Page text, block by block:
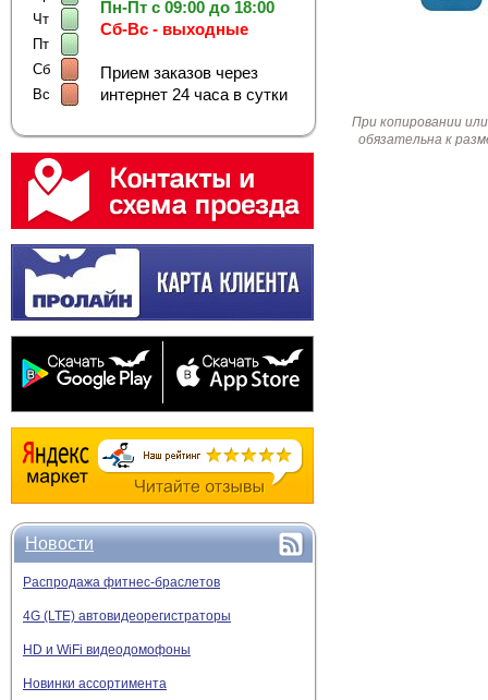
Чт
Пт
Сб
Вс
Пн-Пт с 09:00 до 18:00
Сб-Вс - выходные
Прием заказов через
интернет 24 часа в сутки
Новости
Распродажа фитнес-браслетов
4G (LTE) автовидеорегистраторы
HD и WiFi видеодомофоны
Новинки ассортимента
При копировании
обязательна к